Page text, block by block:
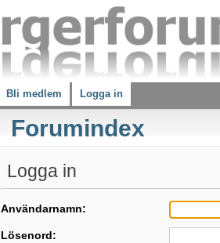
Bli medlem Logga in
Forumindex
Logga in
Användarnamn:
Lösenord: